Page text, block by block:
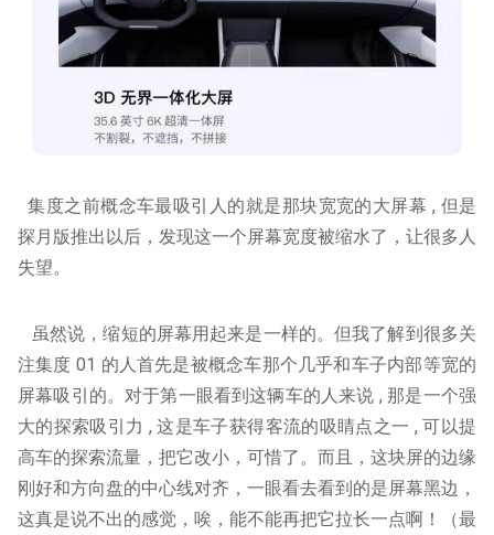
集度之前概念车最吸引人的就是那块宽宽的大屏幕 , 但是
探月版推出以后，发现这一个屏幕宽度被缩水了，让很多人
失望。
虽然说，缩短的屏幕用起来是一样的。但我了解到很多关
注集度 01 的人首先是被概念车那个几乎和车子内部等宽的
屏幕吸引的。对于第一眼看到这辆车的人来说 , 那是一个强
大的探索吸引力 , 这是车子获得客流的吸睛点之一 , 可以提
高车的探索流量，把它改小，可惜了。而且，这块屏的边缘
刚好和方向盘的中心线对齐，一眼看去看到的是屏幕黑边，
这真是说不出的感觉，唉，能不能再把它拉长一点啊！（最